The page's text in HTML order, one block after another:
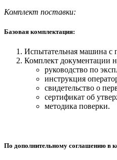
Комплект поставки:
Базовая комплектация:
Испытательная машина с
Комплект документации
руководство по
инструкция
свидетельство о
сертификат об
методика поверки.
По дополнительному соглашению в